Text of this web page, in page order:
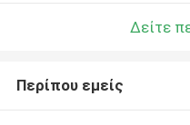
Δείτε
Περίπου εμείς